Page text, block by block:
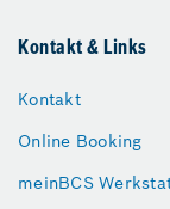
Kontakt & Links
Kontakt
Online Booking
meinBCS